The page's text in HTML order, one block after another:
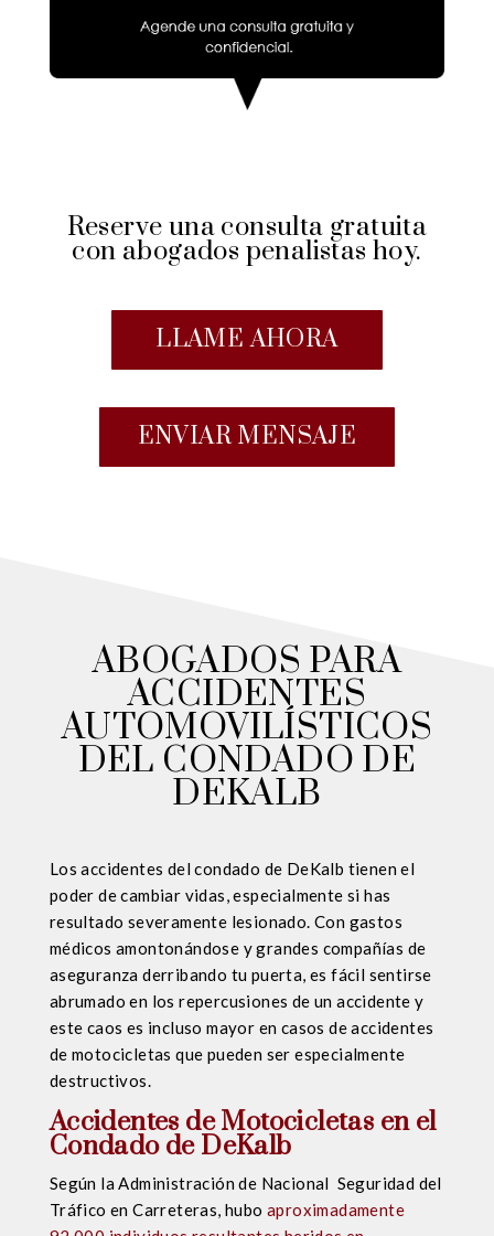
Reserve una consulta gratuita
con abogados penalistas hoy.
LLAME AHORA
ENVIAR MENSAJE
ABOGADOS PARA
ACCIDENTES
AUTOMOVILÍSTICOS
DEL CONDADO DE
DEKALB
Los accidentes del condado de DeKalb tienen el
poder de cambiar vidas, especialmente si has
resultado severamente lesionado. Con gastos
médicos amontonándose y grandes compañías de
aseguranza derribando tu puerta, es fácil sentirse
abrumado en los repercusiones de un accidente y
este caos es incluso mayor en casos de accidentes
de motocicletas que pueden ser especialmente
destructivos.
Accidentes de Motocicletas en el
Condado de DeKalb
Según la Administración de Nacional Seguridad del
Tráfico en Carreteras, hubo aproximadamente